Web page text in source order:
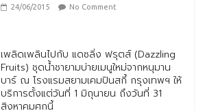
24/06/2015 No Comment
เพลิดเพลินไปกับ แดซลิ่ง ฟรุตส์ (Dazzling
Fruits) ชุดน้ำชายามบ่ายเมนูใหม่จากหนุมาน
บาร์ ณ โรงแรมสยามเคมปินสกี้ กรุงเทพฯ ให้
บริการตั้งแต่วันที่ 1 มิถุนายน ถึงวันที่ 31
สิงหาคมศกนี้